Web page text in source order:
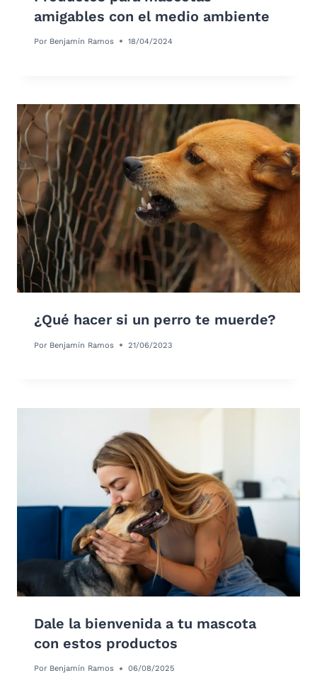
amigables con el medio ambiente
Por Benjamín Ramos 18/04/2024
¿Qué hacer si un perro te muerde?
Por Benjamín Ramos 21/06/2023
Dale la bienvenida a tu mascota
con estos productos
Por Benjamín Ramos 06/08/2025